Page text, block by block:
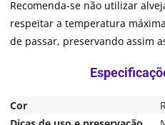
Recomenda-se não utilizar
respeitar a temperatura
de passar, preservando assim
Cor